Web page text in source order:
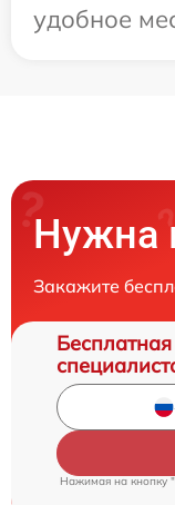
удобное
Нужна
Закажите
Нажимая на кнопку